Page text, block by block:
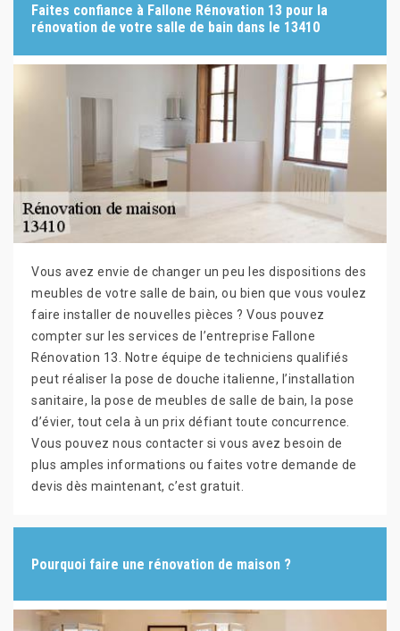
Faites confiance à Fallone Rénovation 13 pour la
rénovation de votre salle de bain dans le 13410
Vous avez envie de changer un peu les dispositions des
meubles de votre salle de bain, ou bien que vous voulez
faire installer de nouvelles pièces ? Vous pouvez
compter sur les services de l’entreprise Fallone
Rénovation 13. Notre équipe de techniciens qualifiés
peut réaliser la pose de douche italienne, l’installation
sanitaire, la pose de meubles de salle de bain, la pose
d’évier, tout cela à un prix défiant toute concurrence.
Vous pouvez nous contacter si vous avez besoin de
plus amples informations ou faites votre demande de
devis dès maintenant, c’est gratuit.
Pourquoi faire une rénovation de maison ?